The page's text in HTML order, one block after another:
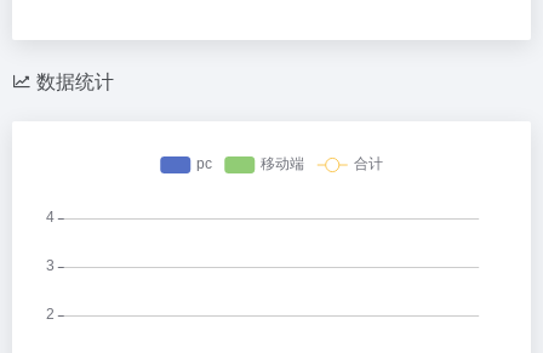
数据统计